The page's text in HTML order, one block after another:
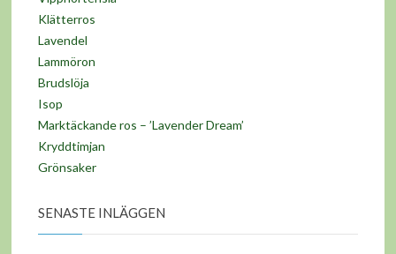
Klätterros
Lavendel
Lammöron
Brudslöja
Isop
Marktäckande ros – ’Lavender Dream’
Kryddtimjan
Grönsaker
SENASTE INLÄGGEN